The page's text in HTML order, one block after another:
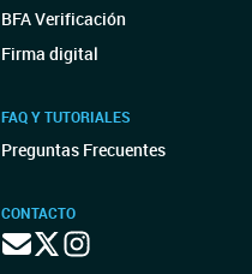
BFA Verificación
Firma digital
FAQ Y TUTORIALES
Preguntas Frecuentes
CONTACTO